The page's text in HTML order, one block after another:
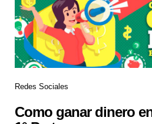
Redes Sociales
Como ganar dinero